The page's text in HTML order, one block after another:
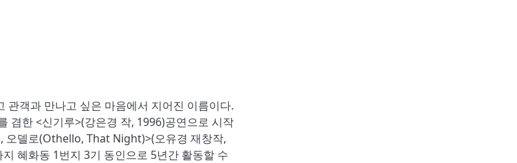
관객과 만나고 싶은 마음에서 지어진 이름이다.
겸한 <신기루>(강은경 작, 1996)공연으로 시작
오델로(Othello, That Night)>(오유경 재창작,
혜화동 1번지 3기 동인으로 5년간 활동할 수